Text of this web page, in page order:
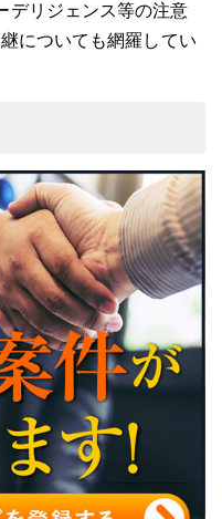
デリジェンス等の注意
についても網羅してい
リット
買収相場
せるには？